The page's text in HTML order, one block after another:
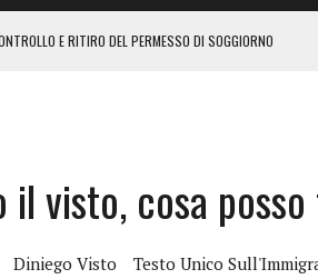
E RITIRO DEL PERMESSO DI SOGGIORNO
SOGGIORNO E PERMESSO ILLIMITATO 2024
DEL PERMESSO DI SOGGIORNO
UE ILLIMITATO ORA 10 ANNI
A MILANO PER RILASCIO DEL PERMESSO DI
il visto, cosa
Diniego Visto Testo Unico